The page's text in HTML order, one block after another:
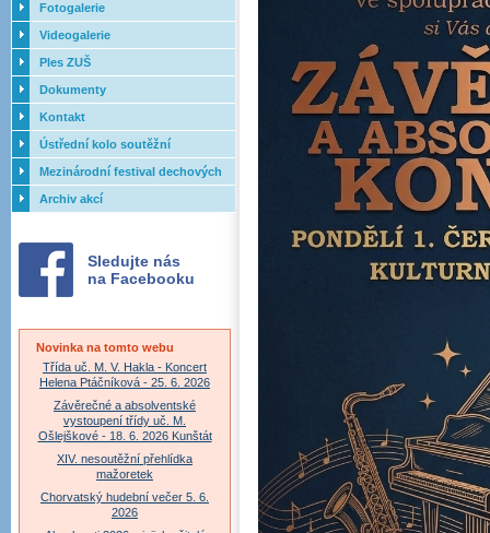
Fotogalerie
Videogalerie
Ples ZUŠ
Dokumenty
Kontakt
Ústřední kolo soutěžní
přehlídky dechových orchestrů
ZUŠ - 2017
Mezinárodní festival dechových
orchestrů - Letovice
Archiv akcí
Sledujte nás
na Facebooku
Novinka na tomto webu
Třída uč. M. V. Hakla - Koncert
Helena Ptáčníková - 25. 6. 2026
Závěrečné a absolventské
vystoupení třídy uč. M.
Ošlejškové - 18. 6. 2026 Kunštát
XIV. nesoutěžní přehlídka
mažoretek
Chorvatský hudební večer 5. 6.
2026